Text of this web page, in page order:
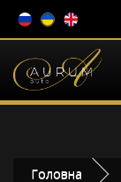
Головна